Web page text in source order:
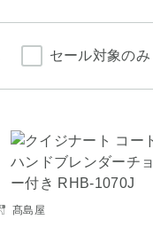
セール対象のみ
髙島屋